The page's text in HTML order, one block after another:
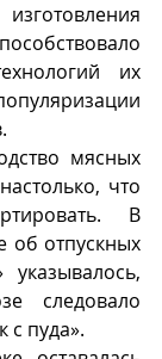
их
что
В
об отпускных
следовало
с пуда».